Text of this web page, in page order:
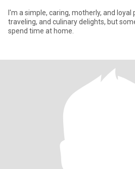
I'm a simple, caring, motherly, and loyal
traveling, and culinary delights, but
spend time at home.